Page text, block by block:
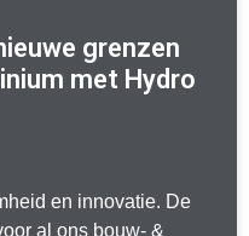
grenzen
met Hydro
en innovatie. De
al ons bouw- &